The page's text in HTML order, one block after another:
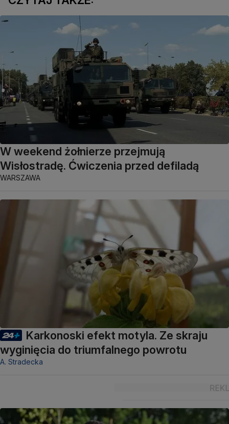
W weekend żołnierze przejmują
Wisłostradę. Ćwiczenia przed defiladą
WARSZAWA
Karkonoski efekt motyla. Ze skraju
wyginięcia do triumfalnego powrotu
A. Stradecka